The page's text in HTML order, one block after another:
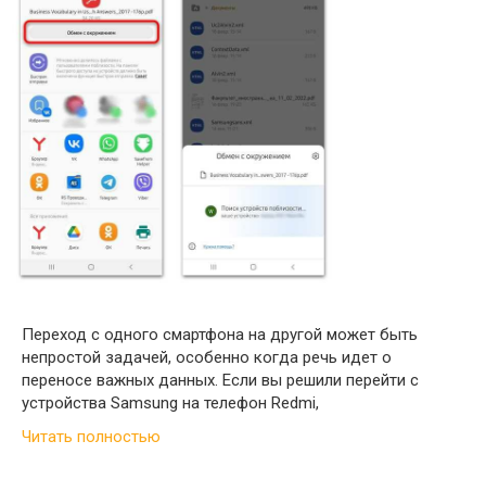
Переход с одного смартфона на другой может быть
непростой задачей, особенно когда речь идет о
переносе важных данных. Если вы решили перейти с
устройства Samsung на телефон Redmi,
Читать полностью